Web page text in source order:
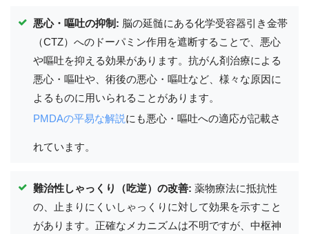
悪心・嘔吐の抑制: 脳の延髄にある化学受容器引き金帯
（CTZ）へのドーパミン作用を遮断することで、悪心
や嘔吐を抑える効果があります。抗がん剤治療による
悪心・嘔吐や、術後の悪心・嘔吐など、様々な原因に
よるものに用いられることがあります。
PMDAの平易な解説にも悪心・嘔吐への適応が記載さ
れています。
難治性しゃっくり（吃逆）の改善: 薬物療法に抵抗性
の、止まりにくいしゃっくりに対して効果を示すこと
があります。正確なメカニズムは不明ですが、中枢神